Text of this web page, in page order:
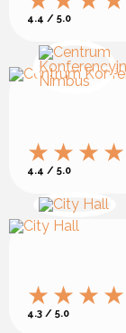
4.4 / 5.0
4.4 / 5.0
4.3 / 5.0